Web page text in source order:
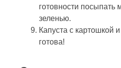
готовности посыпать
зеленью.
Капуста с картошкой
готова!